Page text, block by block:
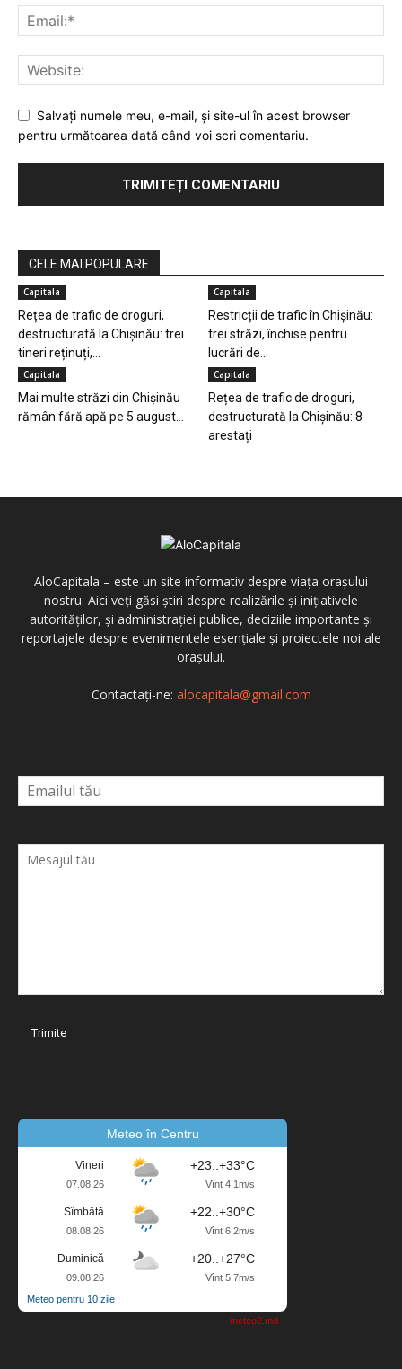
Salvaţi numele meu, e-mail, şi site-ul în acest browser
pentru următoarea dată când voi scri comentariu.
CELE MAI POPULARE
Capitala
Rețea de trafic de droguri,
destructurată la Chișinău: trei
tineri reținuți,...
Capitala
Restricții de trafic în Chișinău:
trei străzi, închise pentru
lucrări de...
Capitala
Mai multe străzi din Chișinău
rămân fără apă pe 5 august...
Capitala
Rețea de trafic de droguri,
destructurată la Chișinău: 8
arestați
AloCapitala – este un site informativ despre viața orașului
nostru. Aici veți găsi știri despre realizările și inițiativele
autorităților, și administrației publice, deciziile importante și
reportajele despre evenimentele esențiale și proiectele noi ale
orașului.
Contactați-ne: alocapitala@gmail.com
Meteo în Centru
Vineri
07.08.26
+23..+33°C
Vînt 4.1m/s
Sîmbătă
08.08.26
+22..+30°C
Vînt 6.2m/s
Duminică
09.08.26
+20..+27°C
Vînt 5.7m/s
Meteo pentru 10 zile
meteo2.md